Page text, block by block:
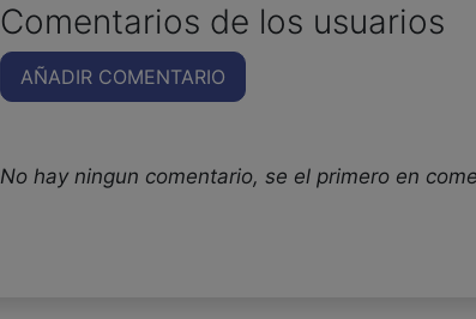
Comentarios de los usuarios
AÑADIR COMENTARIO
No hay ningun comentario, se el primero en